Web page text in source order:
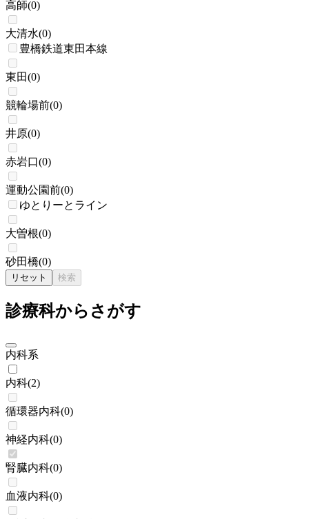
高師(0)
大清水(0)
豊橋鉄道東田本線
東田(0)
競輪場前(0)
井原(0)
赤岩口(0)
運動公園前(0)
ゆとりーとライン
大曽根(0)
砂田橋(0)
リセット 検索
診療科からさがす
内科系
内科(2)
循環器内科(0)
神経内科(0)
腎臓内科(0)
血液内科(0)